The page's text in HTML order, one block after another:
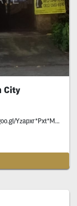
City
Yzapxr*Pxt*Mmpja*